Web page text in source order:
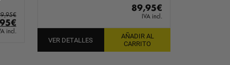
€
€El
precio
incl.
89,95€
IVA incl.
VER DETALLES
AÑADIR AL
CARRITO